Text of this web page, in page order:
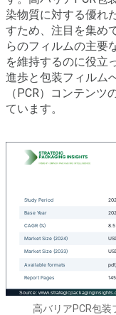
染物質に対する優れ
すため、注目を集め
らのフィルムの主要
を維持するのに役立
進歩と包装フィルム
（PCR）コンテン
ています。
高バリアPCR包